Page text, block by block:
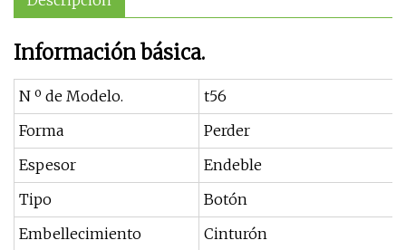
Información básica.
N º de Modelo.
t56
Forma
Perder
Espesor
Endeble
Tipo
Botón
Embellecimiento
Cinturón